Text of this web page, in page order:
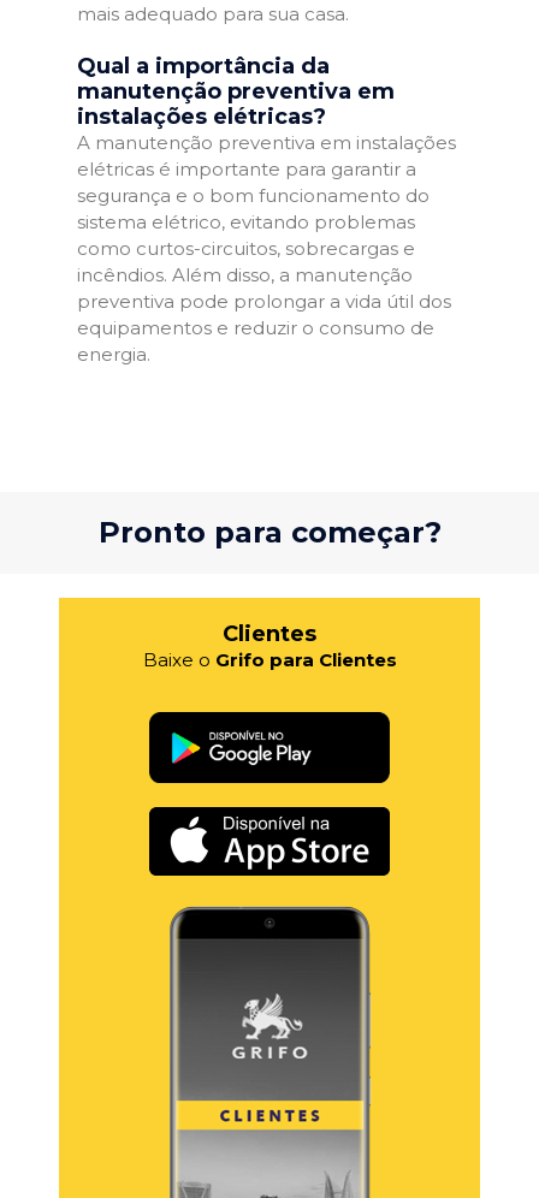
mais adequado para sua casa.
Qual a importância da
manutenção preventiva em
instalações elétricas?
A manutenção preventiva em instalações
elétricas é importante para garantir a
segurança e o bom funcionamento do
sistema elétrico, evitando problemas
como curtos-circuitos, sobrecargas e
incêndios. Além disso, a manutenção
preventiva pode prolongar a vida útil dos
equipamentos e reduzir o consumo de
energia.
Pronto para começar?
Clientes
Baixe o Grifo para Clientes